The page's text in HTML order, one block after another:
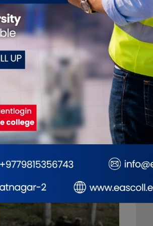
समय दुरुपयोग नगर्न सभामुखको
रुलिङ माग